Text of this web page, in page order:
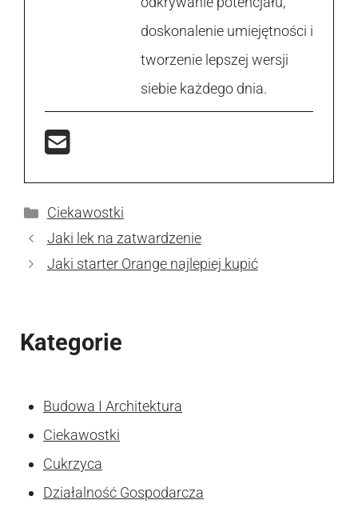
doskonalenie umiejętności i
tworzenie lepszej wersji
siebie każdego dnia.
Kategorie
Ciekawostki
Jaki lek na zatwardzenie
Jaki starter Orange najlepiej kupić
Kategorie
Budowa I Architektura
Ciekawostki
Cukrzyca
Działalność Gospodarcza